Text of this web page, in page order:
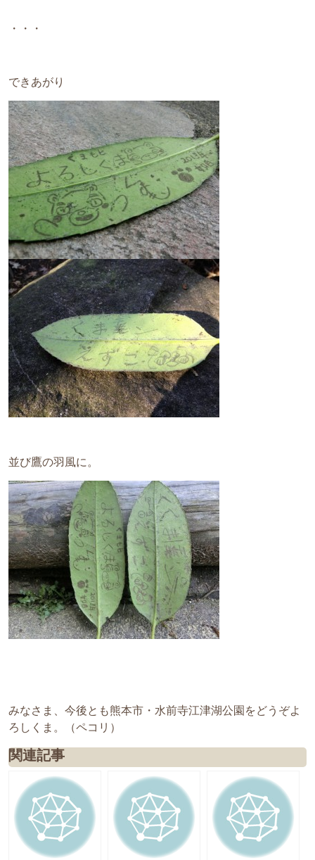
・・・
できあがり
並び鷹の羽風に。
みなさま、今後とも熊本市・水前寺江津湖公園をどうぞよ
ろしくま。（ペコリ）
関連記事